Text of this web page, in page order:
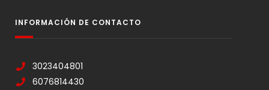
INFORMACIÓN DE CONTACTO
3023404801
6076814430